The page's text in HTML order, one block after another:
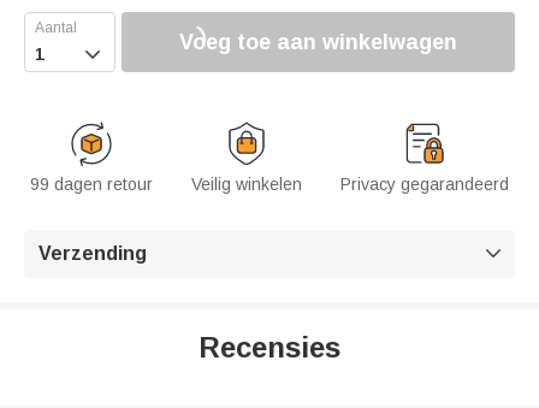
 Voeg toe aan winkelwagen
99 dagen retour Veilig winkelen Privacy gegarandeerd
Verzending 
Recensies